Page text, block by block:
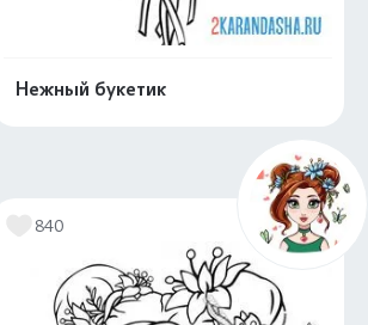
Нежный букетик
Распечатать и скачать
840